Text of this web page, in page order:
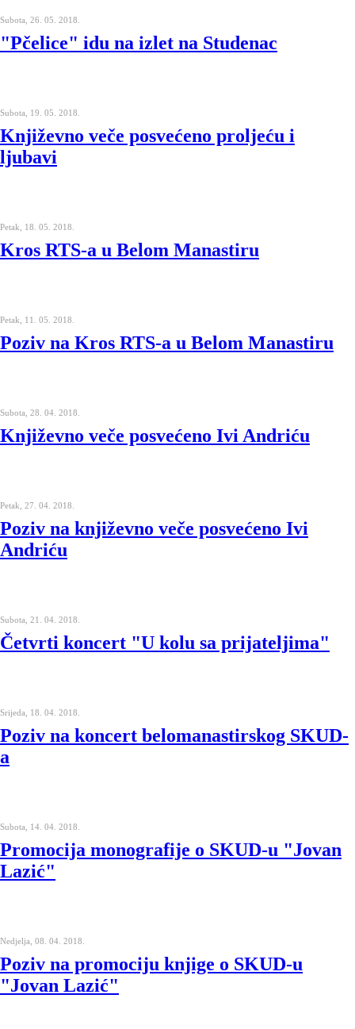
Subota, 26. 05. 2018.
"Pčelice" idu na izlet na Studenac
Subota, 19. 05. 2018.
Književno veče posvećeno proljeću i
ljubavi
Petak, 18. 05. 2018.
Kros RTS-a u Belom Manastiru
Petak, 11. 05. 2018.
Poziv na Kros RTS-a u Belom Manastiru
Subota, 28. 04. 2018.
Književno veče posvećeno Ivi Andriću
Petak, 27. 04. 2018.
Poziv na književno veče posvećeno Ivi
Andriću
Subota, 21. 04. 2018.
Četvrti koncert "U kolu sa prijateljima"
Srijeda, 18. 04. 2018.
Poziv na koncert belomanastirskog SKUD-
a
Subota, 14. 04. 2018.
Promocija monografije o SKUD-u "Jovan
Lazić"
Nedjelja, 08. 04. 2018.
Poziv na promociju knjige o SKUD-u
"Jovan Lazić"